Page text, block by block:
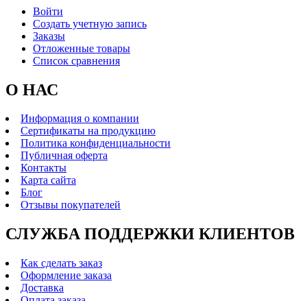
Войти
Создать учетную запись
Заказы
Отложенные товары
Список сравнения
О НАС
Информация о компании
Сертификаты на продукцию
Политика конфиденциальности
Публичная оферта
Контакты
Карта сайта
Блог
Отзывы покупателей
СЛУЖБА ПОДДЕРЖКИ КЛИЕНТОВ
Как сделать заказ
Оформление заказа
Доставка